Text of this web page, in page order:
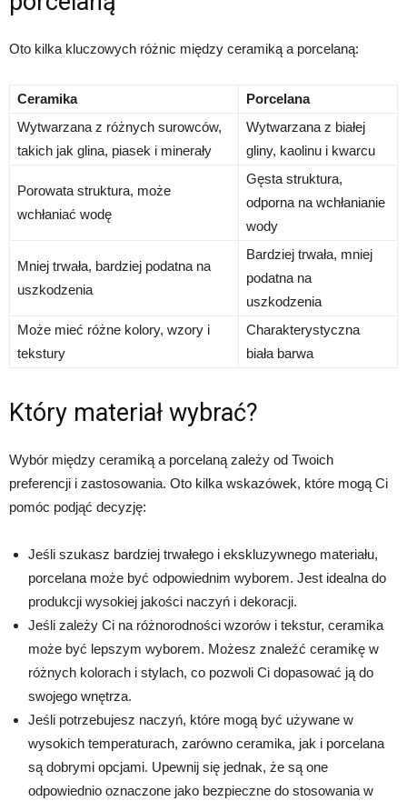
Oto kilka kluczowych różnic między ceramiką a porcelaną:
Ceramika
Porcelana
Wytwarzana z różnych surowców,
takich jak glina, piasek i minerały
Wytwarzana z białej
gliny, kaolinu i kwarcu
Porowata struktura, może
wchłaniać wodę
Gęsta struktura,
odporna na wchłanianie
wody
Mniej trwała, bardziej podatna na
uszkodzenia
Bardziej trwała, mniej
podatna na
uszkodzenia
Może mieć różne kolory, wzory i
tekstury
Charakterystyczna
biała barwa
Który materiał wybrać?
Wybór między ceramiką a porcelaną zależy od Twoich
preferencji i zastosowania. Oto kilka wskazówek, które mogą Ci
pomóc podjąć decyzję:
Jeśli szukasz bardziej trwałego i ekskluzywnego materiału,
porcelana może być odpowiednim wyborem. Jest idealna do
produkcji wysokiej jakości naczyń i dekoracji.
Jeśli zależy Ci na różnorodności wzorów i tekstur, ceramika
może być lepszym wyborem. Możesz znaleźć ceramikę w
różnych kolorach i stylach, co pozwoli Ci dopasować ją do
swojego wnętrza.
Jeśli potrzebujesz naczyń, które mogą być używane w
wysokich temperaturach, zarówno ceramika, jak i porcelana
są dobrymi opcjami. Upewnij się jednak, że są one
odpowiednio oznaczone jako bezpieczne do stosowania w